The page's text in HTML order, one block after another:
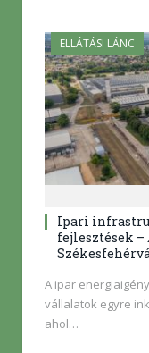
ELLÁTÁSI LÁNC
Ipari
fejlesztések –
A ipar
vállalatok egyre
ahol…